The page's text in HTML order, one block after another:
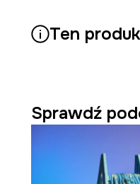
Ten
Sprawdź